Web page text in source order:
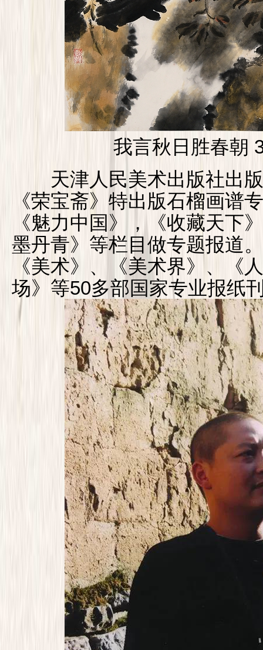
我言秋日胜春朝
天津人民美术出版社出版
《荣宝斋》特出版石榴画谱
《魅力中国》，《收藏天下
墨丹青》等栏目做专题报道
《美术》、《美术界》、《
场》等50多部国家专业报纸